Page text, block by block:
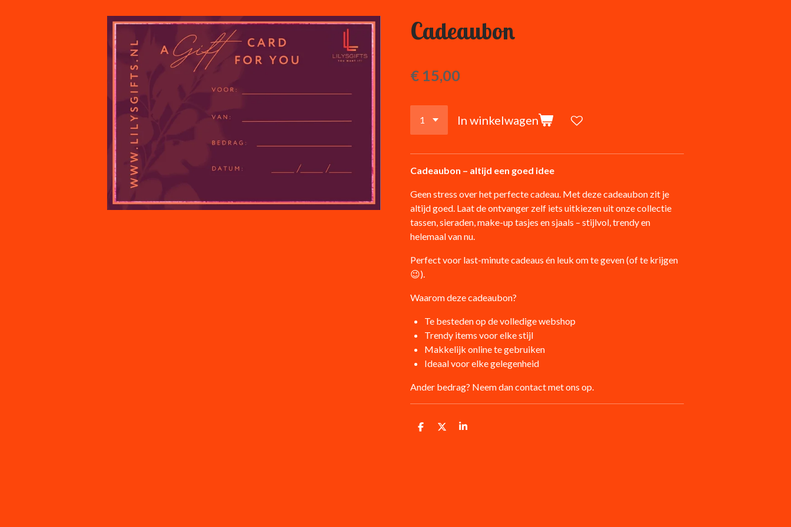
Cadeaubon
€ 15,00
In winkelwagen
Cadeaubon – altijd een goed idee
Geen stress over het perfecte cadeau. Met deze cadeaubon zit je
altijd goed. Laat de ontvanger zelf iets uitkiezen uit onze collectie
tassen, sieraden, make-up tasjes en sjaals – stijlvol, trendy en
helemaal van nu.
Perfect voor last-minute cadeaus én leuk om te geven (of te krijgen
😉).
Waarom deze cadeaubon?
Te besteden op de volledige webshop
Trendy items voor elke stijl
Makkelijk online te gebruiken
Ideaal voor elke gelegenheid
Ander bedrag? Neem dan contact met ons op.
D
D
S